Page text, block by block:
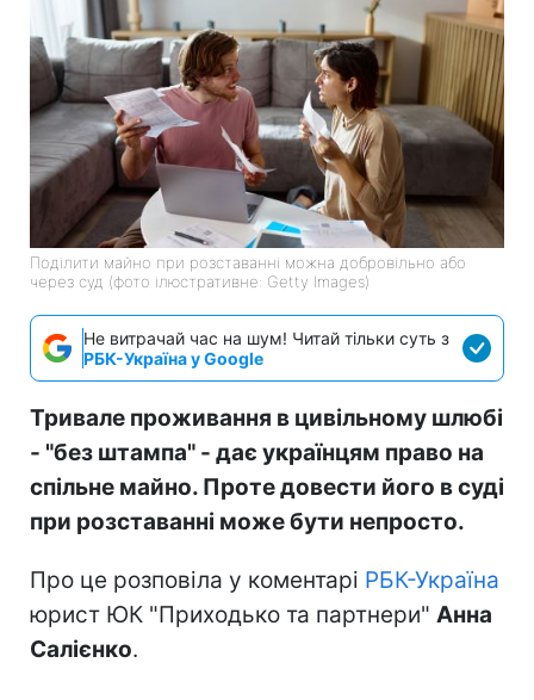
Поділити майно при розставанні можна добровільно або
через суд (фото ілюстративне: Getty Images)
Не витрачай час на шум! Читай тільки суть з
РБК-Україна у Google
Тривале проживання в цивільному шлюбі
- "без штампа" - дає українцям право на
спільне майно. Проте довести його в суді
при розставанні може бути непросто.
Про це розповіла у коментарі РБК-Україна
юрист ЮК "Приходько та партнери" Анна
Салієнко.